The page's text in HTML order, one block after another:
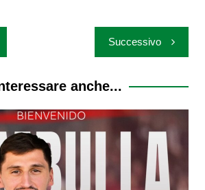
Successivo
anche...